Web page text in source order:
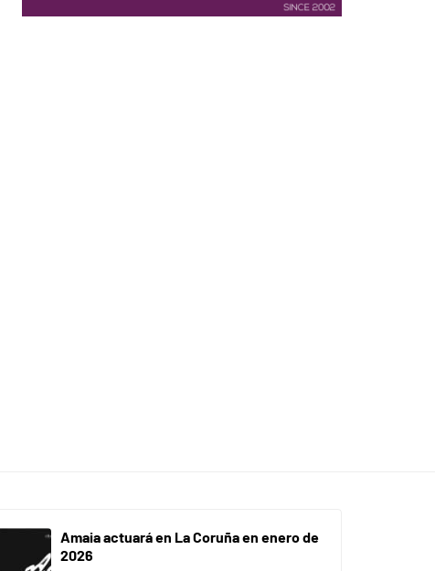
Amaia actuará en La Coruña en enero de
2026